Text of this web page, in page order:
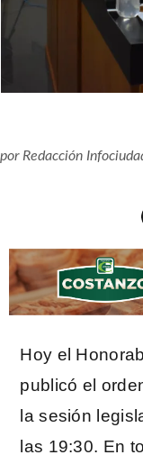
porRedacción
Hoy el
publicó el
la sesión
las 19:30. En